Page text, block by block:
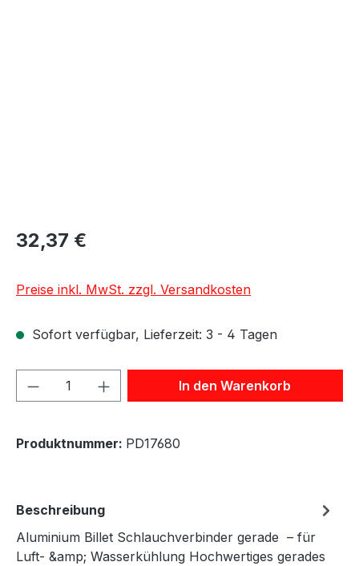
32,37 €
Preise inkl. MwSt. zzgl. Versandkosten
Sofort verfügbar, Lieferzeit: 3 - 4 Tagen
Produkt Anzahl: Gib denIn den Warenkorb
Produktnummer: PD17680
Beschreibung
Aluminium Billet Schlauchverbinder gerade – für
Luft- &amp; Wasserkühlung Hochwertiges gerades